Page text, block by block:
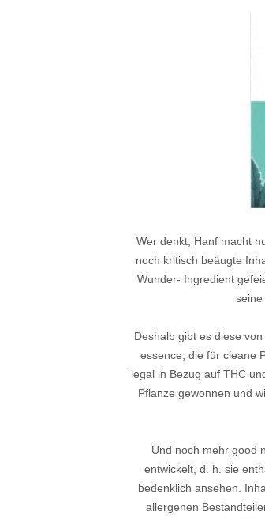
Wer denkt, Hanf macht
noch kritisch beäugte
Wunder- Ingredient
seine
Deshalb gibt es diese
essence, die für cleane
legal in Bezug auf THC
Pflanze gewonnen und
Und noch mehr good
entwickelt, d. h. sie
bedenklich ansehen.
allergenen